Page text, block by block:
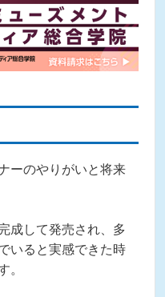
ーのやりがいと将来
成して発売され、多
いると実感できた時
。